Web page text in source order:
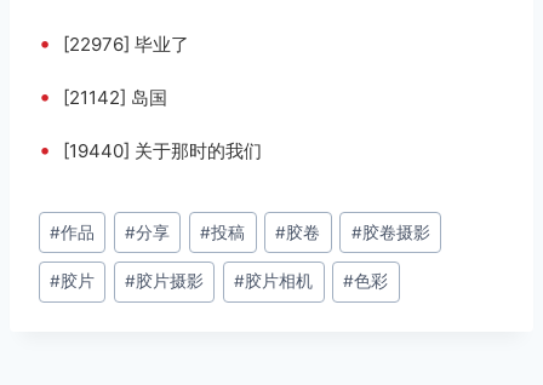
• [22976] 毕业了
• [21142] 岛国
• [19440] 关于那时的我们
文
章
标
#作品 #分享 #投稿 #胶卷 #胶卷摄影
#胶片 #胶片摄影 #胶片相机 #色彩